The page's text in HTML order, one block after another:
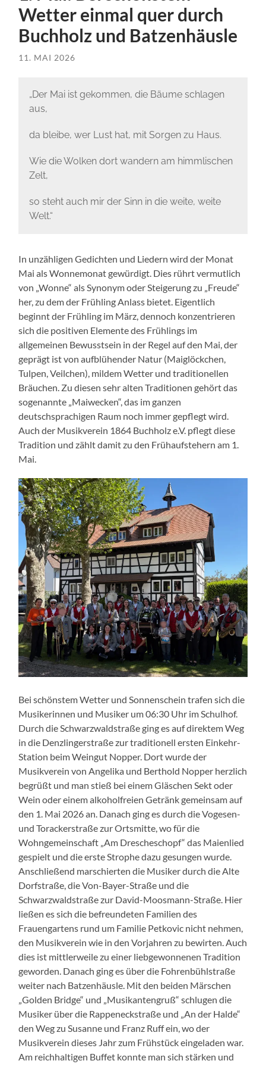
Wetter einmal quer durch
Buchholz und Batzenhäusle
11. MAI 2026
„Der Mai ist gekommen, die Bäume schlagen
aus,
da bleibe, wer Lust hat, mit Sorgen zu Haus.
Wie die Wolken dort wandern am himmlischen
Zelt,
so steht auch mir der Sinn in die weite, weite
Welt.“
In unzähligen Gedichten und Liedern wird der Monat
Mai als Wonnemonat gewürdigt. Dies rührt vermutlich
von „Wonne“ als Synonym oder Steigerung zu „Freude“
her, zu dem der Frühling Anlass bietet. Eigentlich
beginnt der Frühling im März, dennoch konzentrieren
sich die positiven Elemente des Frühlings im
allgemeinen Bewusstsein in der Regel auf den Mai, der
geprägt ist von aufblühender Natur (Maiglöckchen,
Tulpen, Veilchen), mildem Wetter und traditionellen
Bräuchen. Zu diesen sehr alten Traditionen gehört das
sogenannte „Maiwecken“, das im ganzen
deutschsprachigen Raum noch immer gepflegt wird.
Auch der Musikverein 1864 Buchholz e.V. pflegt diese
Tradition und zählt damit zu den Frühaufstehern am 1.
Mai.
Bei schönstem Wetter und Sonnenschein trafen sich die
Musikerinnen und Musiker um 06:30 Uhr im Schulhof.
Durch die Schwarzwaldstraße ging es auf direktem Weg
in die Denzlingerstraße zur traditionell ersten Einkehr-
Station beim Weingut Nopper. Dort wurde der
Musikverein von Angelika und Berthold Nopper herzlich
begrüßt und man stieß bei einem Gläschen Sekt oder
Wein oder einem alkoholfreien Getränk gemeinsam auf
den 1. Mai 2026 an. Danach ging es durch die Vogesen-
und Torackerstraße zur Ortsmitte, wo für die
Wohngemeinschaft „Am Drescheschopf“ das Maienlied
gespielt und die erste Strophe dazu gesungen wurde.
Anschließend marschierten die Musiker durch die Alte
Dorfstraße, die Von-Bayer-Straße und die
Schwarzwaldstraße zur David-Moosmann-Straße. Hier
ließen es sich die befreundeten Familien des
Frauengartens rund um Familie Petkovic nicht nehmen,
den Musikverein wie in den Vorjahren zu bewirten. Auch
dies ist mittlerweile zu einer liebgewonnenen Tradition
geworden. Danach ging es über die Fohrenbühlstraße
weiter nach Batzenhäusle. Mit den beiden Märschen
„Golden Bridge“ und „Musikantengruß“ schlugen die
Musiker über die Rappeneckstraße und „An der Halde“
den Weg zu Susanne und Franz Ruff ein, wo der
Musikverein dieses Jahr zum Frühstück eingeladen war.
Am reichhaltigen Buffet konnte man sich stärken und